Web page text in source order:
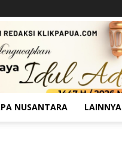
NUSANTARA LAINNYA